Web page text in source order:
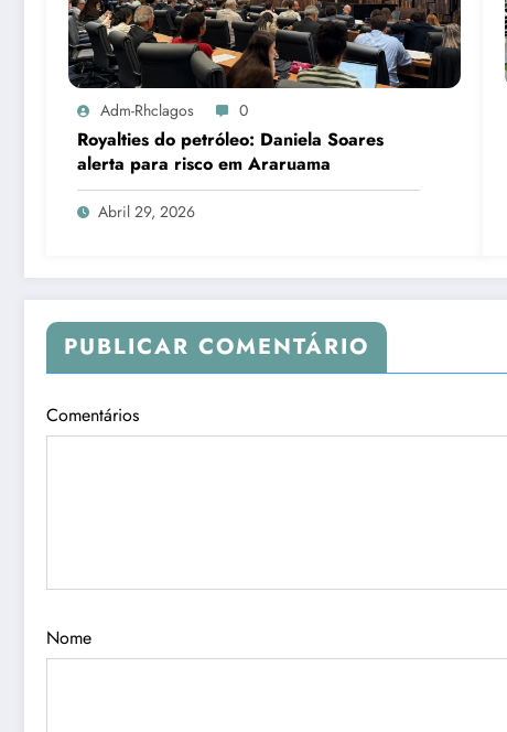
Adm-Rhclagos 0
Royalties do petróleo: Daniela Soares
alerta para risco em Araruama
Abril 29, 2026
PUBLICAR COMENTÁRIO
Comentários
Nome